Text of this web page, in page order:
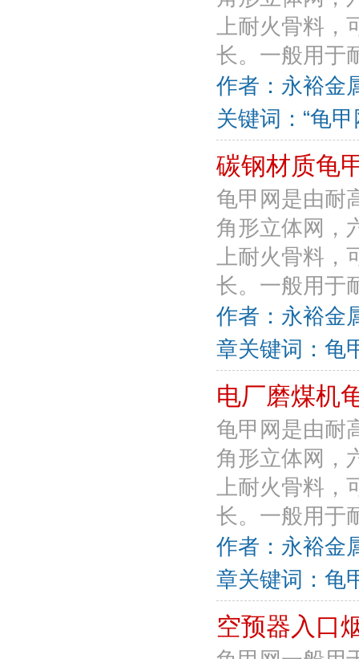
上耐火骨料，
长。一般用于
作者：永裕
关键词：“龟甲
碳钢材质龟
龟甲网是由耐
角形立体网，
上耐火骨料，
长。一般用于
作者：永裕
章关键词：龟
电厂磨煤机
龟甲网是由耐
角形立体网，
上耐火骨料，
长。一般用于
作者：永裕
章关键词：龟
空预器入口